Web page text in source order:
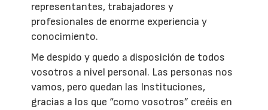
representantes, trabajadores y
profesionales de enorme experiencia y
conocimiento.
Me despido y quedo a disposición de todos
vosotros a nivel personal. Las personas nos
vamos, pero quedan las Instituciones,
gracias a los que “como vosotros” creéis en